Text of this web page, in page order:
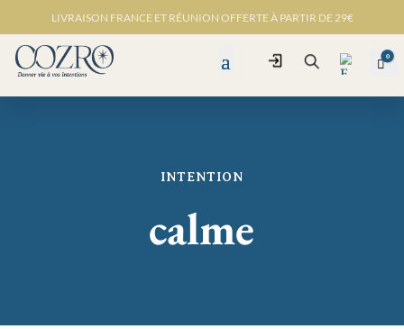
LIVRAISON FRANCE ET RÉUNION OFFERTE À PARTIR DE 29€
ConnexionRecherche
0
INTENTION
calme